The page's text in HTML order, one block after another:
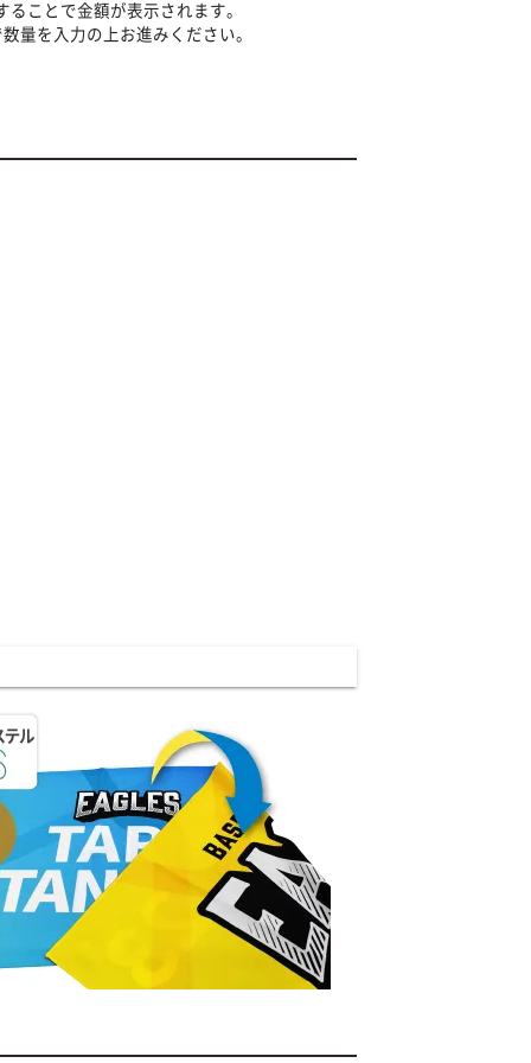
ことで金額が表示されます。
量を入力の上お進みください。